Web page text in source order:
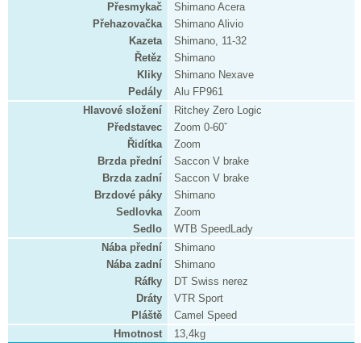
Přesmykač
Shimano Acera
Přehazovačka
Shimano Alivio
Kazeta
Shimano, 11-32
Řetěz
Shimano
Kliky
Shimano Nexave
Pedály
Alu FP961
Hlavové složení
Ritchey Zero Logic
Představec
Zoom 0-60ˇ
Řidítka
Zoom
Brzda přední
Saccon V brake
Brzda zadní
Saccon V brake
Brzdové páky
Shimano
Sedlovka
Zoom
Sedlo
WTB SpeedLady
Nába přední
Shimano
Nába zadní
Shimano
Ráfky
DT Swiss nerez
Dráty
VTR Sport
Pláště
Camel Speed
Hmotnost
13,4kg